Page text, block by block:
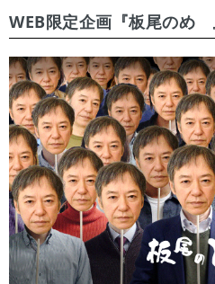
WEB限定企画『板尾のめ゙